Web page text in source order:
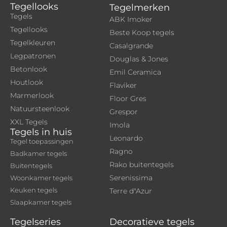
Tegellooks
Tegels
Tegellooks
Tegelkleuren
Legpatronen
Betonlook
Houtlook
Marmerlook
Natuursteenlook
XXL Tegels
Tegels in huis
Tegel toepassingen
Badkamer tegels
Buitentegels
Woonkamer tegels
Keuken tegels
Slaapkamer tegels
Tegelmerken
ABK Imoker
Beste Koop tegels
Casalgrande
Douglas & Jones
Emil Ceramica
Flaviker
Floor Gres
Grespor
Imola
Leonardo
Ragno
Rako buitentegels
Serenissima
Terre d"Azur
Tegelseries Decoratieve tegels